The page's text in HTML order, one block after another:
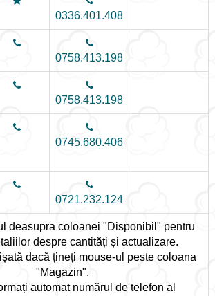
0336.401.408
0758.413.198
0758.413.198
0745.680.406
0721.232.124
deasupra coloanei "Disponibil" pentru
despre cantități și actualizare.
dacă țineți mouse-ul peste coloana
"Magazin".
automat numărul de telefon al